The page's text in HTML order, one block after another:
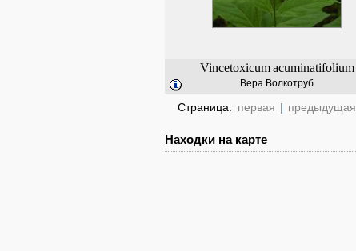
Vincetoxicum acuminatifolium
Вера Волкотруб
Страница: первая | предыдущая
Находки на карте